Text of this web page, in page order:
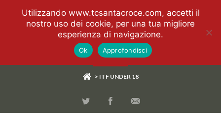
> ITF UNDER 18
Utilizzando www.tcsantacroce.com, accetti il
nostro uso dei cookie, per una tua migliore
esperienza di navigazione.
Ok Approfondisci